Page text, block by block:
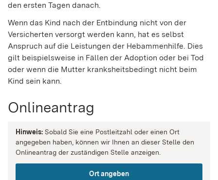
den ersten Tagen danach.
Wenn das Kind nach der Entbindung nicht von der
Versicherten versorgt werden kann, hat es selbst
Anspruch auf die Leistungen der Hebammenhilfe. Dies
gilt beispielsweise in Fällen der Adoption oder bei Tod
oder wenn die Mutter kranksheitsbedingt nicht beim
Kind sein kann.
Onlineantrag
Hinweis: Sobald Sie eine Postleitzahl oder einen Ort
angegeben haben, können wir Ihnen an dieser Stelle den
Onlineantrag der zuständigen Stelle anzeigen.
Ort angeben